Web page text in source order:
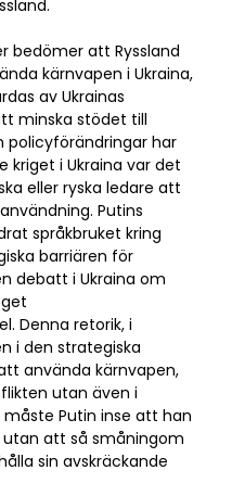
bedömer att Ryssland
kärnvapen i Ukraina,
av Ukrainas
minska stödet till
policyförändringar har
kriget i Ukraina var det
eller ryska ledare att
Putins
språkbruket kring
barriären för
debatt i Ukraina om
Denna retorik, i
i den strategiska
använda kärnvapen,
utan även i
Putin inse att han
att så småningom
sin avskräckande